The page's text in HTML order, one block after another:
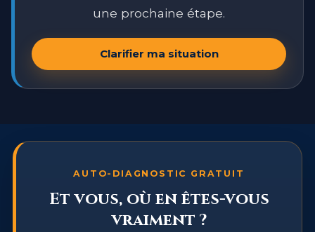
une prochaine étape.
Clarifier ma situation
AUTO-DIAGNOSTIC GRATUIT
Et vous, où en êtes-vous
vraiment ?